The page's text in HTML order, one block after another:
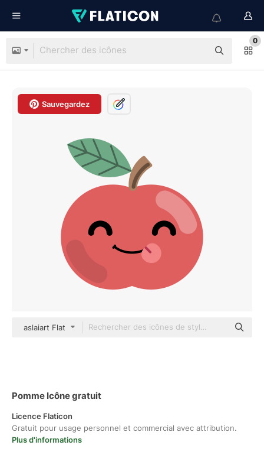
0
Sauvegardez
aslaiart Flat
Pomme Icône gratuit
Licence Flaticon
Gratuit pour usage personnel et commercial avec attribution.
Plus d'informations